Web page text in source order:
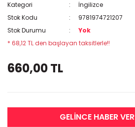
Kategori
İngilizce
Stok Kodu
9781974721207
Stok Durumu
Yok
* 68,12 TL den başlayan taksitlerle!!
660,00 TL
GELİNCE HABER VER